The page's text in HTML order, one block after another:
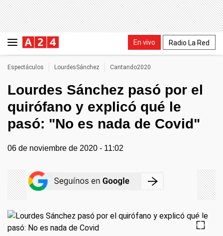
En vivo Radio La Red
Espectáculos LourdesSánchez Cantando2020
Lourdes Sánchez pasó por el
quirófano y explicó qué le
pasó: "No es nada de Covid"
06 de noviembre de 2020 - 11:02